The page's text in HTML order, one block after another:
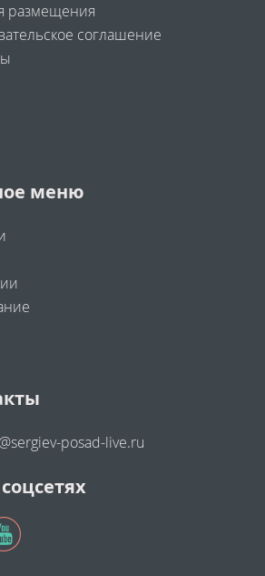
размещения
соглашение
меню
posad-live.ru